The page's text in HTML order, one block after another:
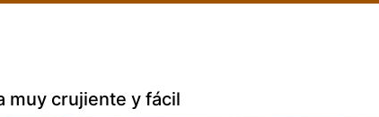
muy crujiente y fácil